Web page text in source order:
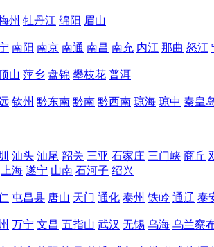
州 牡丹江 绵阳 眉山
南阳 南京 南通 南昌 南充 内江 那曲 怒江
山 萍乡 盘锦 攀枝花 普洱
钦州 黔东南 黔南 黔西南 琼海 琼中 秦皇
汕头 汕尾 韶关 三亚 石家庄 三门峡 商丘
上海 遂宁 山南 石河子 绍兴
屯昌县 唐山 天门 通化 泰州 铁岭 通辽 泰
万宁 文昌 五指山 武汉 无锡 乌海 乌兰察